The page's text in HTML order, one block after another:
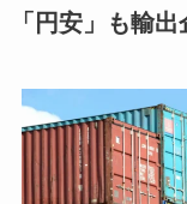
「円安」も輸